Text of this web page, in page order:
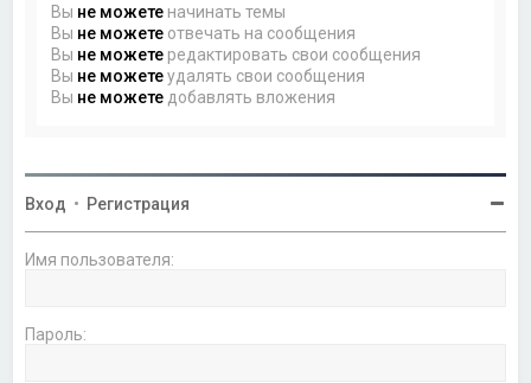
Вы не можете начинать темы
Вы не можете отвечать на сообщения
Вы не можете редактировать свои сообщения
Вы не можетеудалять свои сообщения
Вы не можете добавлять вложения
Вход • Регистрация
Имя пользователя:
Пароль: